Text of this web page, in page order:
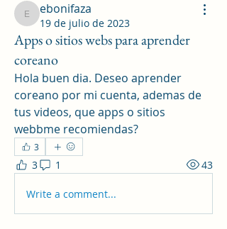
ebonifaza
ebonifaza
19 de julio de 2023
Apps o sitios webs para aprender
coreano
Hola buen dia. Deseo aprender
coreano por mi cuenta, ademas de
tus videos, que apps o sitios
webbme recomiendas?
3
3 1 43
Write a comment...